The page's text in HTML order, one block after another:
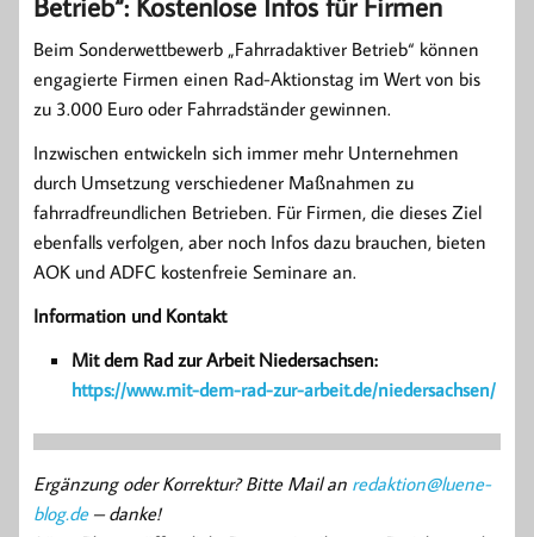
Beim Sonderwettbewerb „Fahrradaktiver Betrieb“ können
engagierte Firmen einen Rad-Aktionstag im Wert von bis
zu 3.000 Euro oder Fahrradständer gewinnen.
Inzwischen entwickeln sich immer mehr Unternehmen
durch Umsetzung verschiedener Maßnahmen zu
fahrradfreundlichen Betrieben. Für Firmen, die dieses Ziel
ebenfalls verfolgen, aber noch Infos dazu brauchen, bieten
AOK und ADFC kostenfreie Seminare an.
Information und Kontakt
Mit dem Rad zur Arbeit Niedersachsen:
https://www.mit-dem-rad-zur-arbeit.de/niedersachsen/
Ergänzung oder Korrektur? Bitte Mail an redaktion@luene-
blog.de– danke!